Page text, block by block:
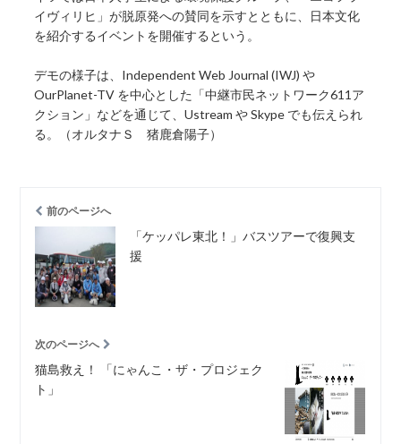
イヴィリヒ」が脱原発への賛同を示すとともに、日本文化
を紹介するイベントを開催するという。
デモの様子は、Independent Web Journal (IWJ) や
OurPlanet-TV を中心とした「中継市民ネットワーク611ア
クション」などを通じて、Ustream や Skype でも伝えられ
る。（オルタナＳ 猪鹿倉陽子）
前のページへ
「ケッパレ東北！」バスツアーで復興支
援
次のページへ
猫島救え！ 「にゃんこ・ザ・プロジェク
ト」